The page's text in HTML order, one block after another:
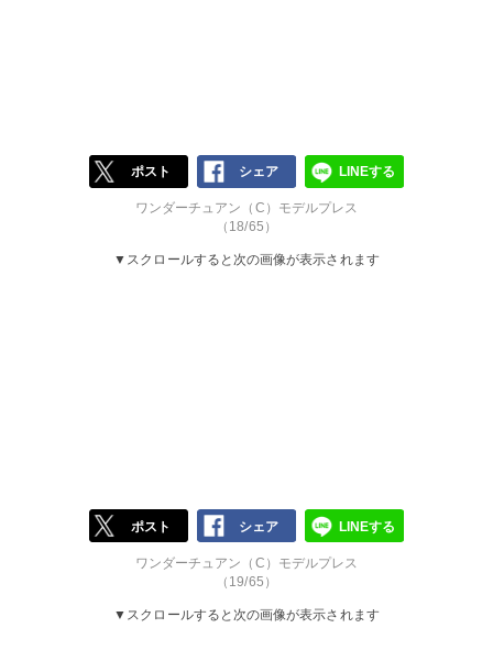
ポスト シェア LINEする
ワンダーチュアン（C）モデルプレス
（18/65）
▼スクロールすると次の画像が表示されます
ポスト シェア LINEする
ワンダーチュアン（C）モデルプレス
（19/65）
▼スクロールすると次の画像が表示されます